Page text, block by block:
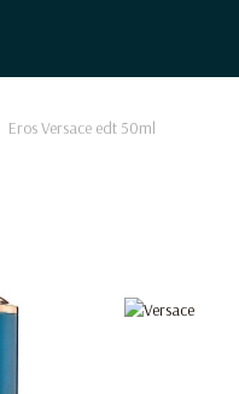
Eros Versace edt 50ml